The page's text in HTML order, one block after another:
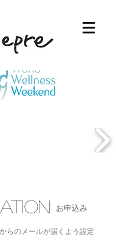
お申込み
からのメールが届くよう設定